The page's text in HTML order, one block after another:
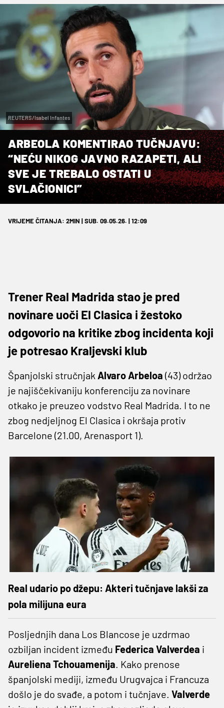
REUTERS/Isabel Infantes
ARBEOLA KOMENTIRAO TUČNJAVU:
“NEĆU NIKOG JAVNO RAZAPETI, ALI
SVE JE TREBALO OSTATI U
SVLAČIONICI”
VRIJEME ČITANJA: 2MIN | SUB. 09.05.26. | 12:09
Trener Real Madrida stao je pred
novinare uoči El Clasica i žestoko
odgovorio na kritike zbog incidenta koji
je potresao Kraljevski klub
Španjolski stručnjak Alvaro Arbeloa (43) održao
je najiščekivaniju konferenciju za novinare
otkako je preuzeo vodstvo Real Madrida. I to ne
zbog nedjeljnog El Clasica i okršaja protiv
Barcelone (21.00, Arenasport 1).
Real udario po džepu: Akteri tučnjave lakši za
pola milijuna eura
Posljednjih dana Los Blancose je uzdrmao
ozbiljan incident između Federica Valverdea i
Aureliena Tchouamenija. Kako prenose
španjolski mediji, između Urugvajca i Francuza
došlo je do svađe, a potom i tučnjave. Valverde